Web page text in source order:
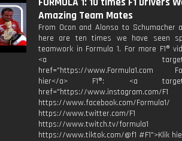
Amazing Team Mates
From Ocon and Alonso to Schumacher
here are ten times we have seen
teamwork in Formula 1. For more F1®
<a
href="https://www.Formula1.com
hier</a> F1®: <a
href="https://www.instagram.com/F1
https://www.facebook.com/Formula1/
https://www.twitter.com/F1
https://www.twitch.tv/formula1
https://www.tiktok.com/@f1 #F1">Klik